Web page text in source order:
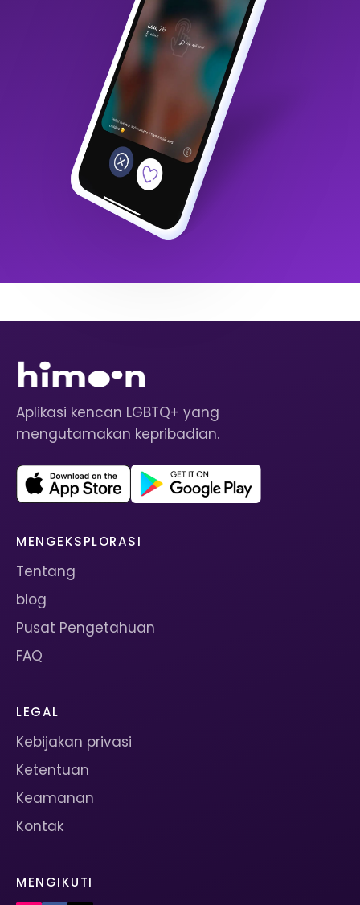
Aplikasi kencan LGBTQ+ yang
mengutamakan kepribadian.
MENGEKSPLORASI
Tentang
blog
Pusat Pengetahuan
FAQ
LEGAL
Kebijakan privasi
Ketentuan
Keamanan
Kontak
MENGIKUTI